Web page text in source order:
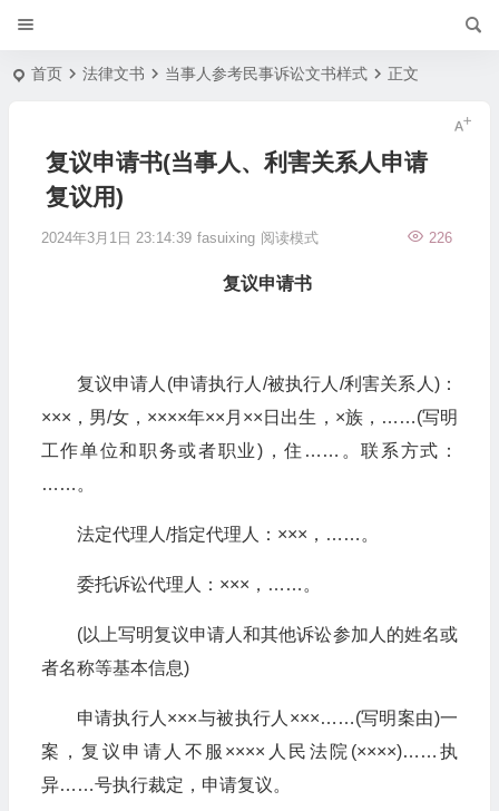
首页 法律文书 当事人参考民事诉讼文书样式 正文
复议申请书(当事人、利害关系人申请
复议用)
2024年3月1日 23:14:39 fasuixing 226
阅读模式
复议申请书
复议申请人(申请执行人/被执行人/利害关系人)：
×××，男/女，××××年××月××日出生，×族，……(写明
工作单位和职务或者职业)，住……。联系方式：
……。
法定代理人/指定代理人：×××，……。
委托诉讼代理人：×××，……。
(以上写明复议申请人和其他诉讼参加人的姓名或
者名称等基本信息)
申请执行人×××与被执行人×××……(写明案由)一
案，复议申请人不服××××人民法院(××××)……执
异……号执行裁定，申请复议。